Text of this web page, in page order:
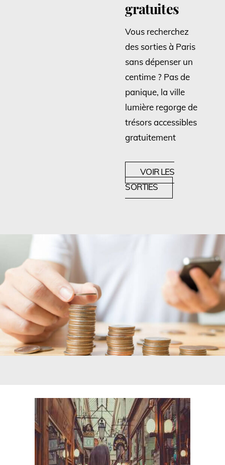
gratuites
Vous recherchez
des sorties à Paris
sans dépenser un
centime ? Pas de
panique, la ville
lumière regorge de
trésors accessibles
gratuitement
VOIR LES
SORTIES